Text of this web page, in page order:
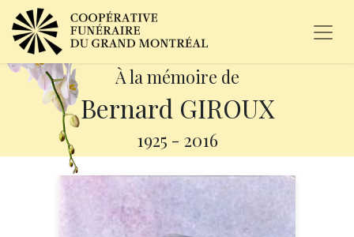
À la mémoire de
Bernard GIROUX
1925 - 2016